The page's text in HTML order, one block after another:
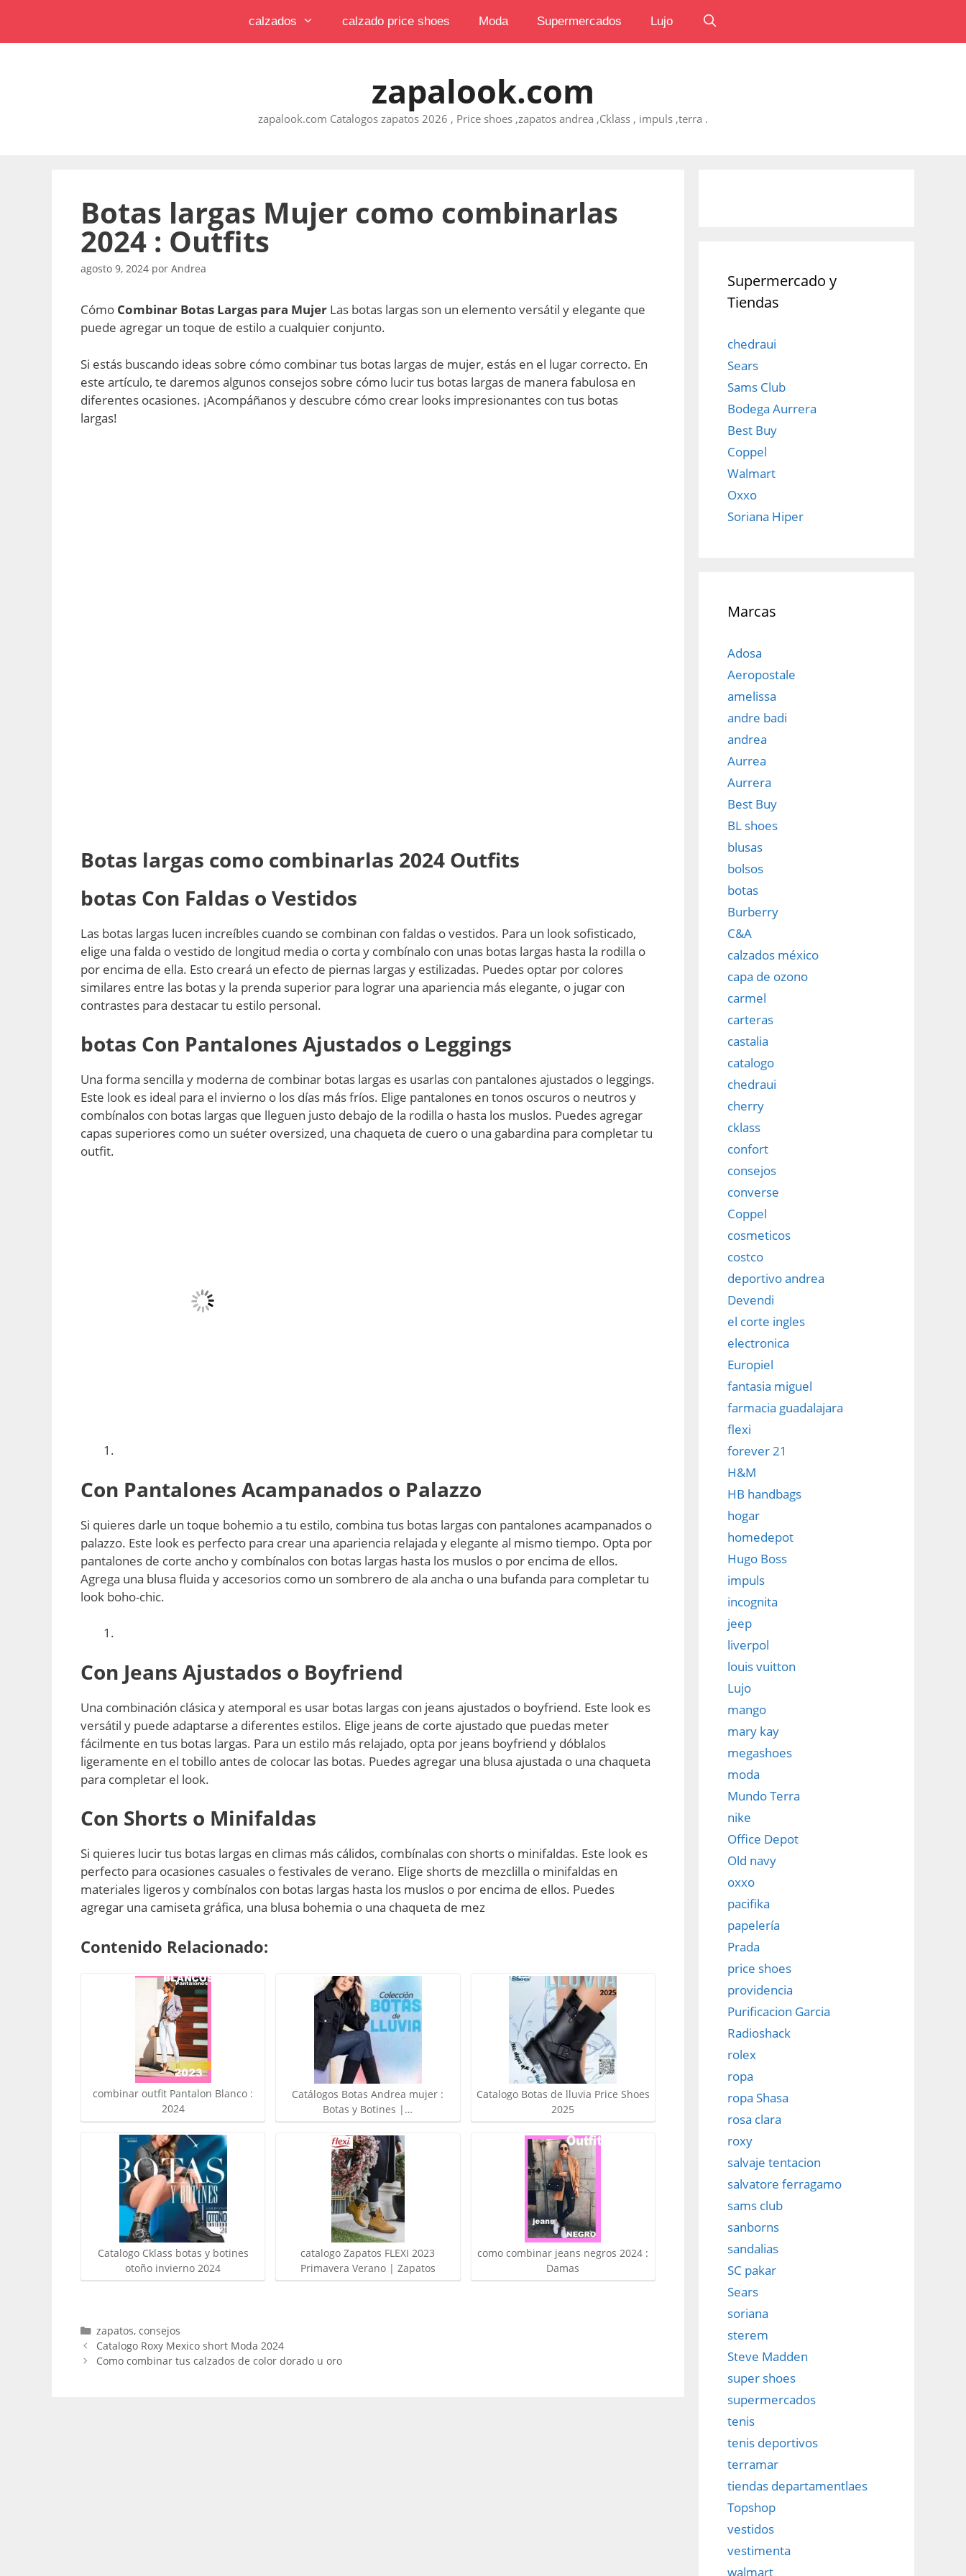
contenido
calzados calzado price shoes Moda Supermercados Lujo
zapalook.com
zapalook.com Catalogos zapatos 2026 , Price shoes ,zapatos andrea ,Cklass , impuls ,terra .
Botas largas Mujer como combinarlas
2024 : Outfits
agosto 9, 2024 por Andrea
Cómo Combinar Botas Largas para Mujer Las botas largas son un elemento versátil y elegante que
puede agregar un toque de estilo a cualquier conjunto.
Si estás buscando ideas sobre cómo combinar tus botas largas de mujer, estás en el lugar correcto. En
este artículo, te daremos algunos consejos sobre cómo lucir tus botas largas de manera fabulosa en
diferentes ocasiones. ¡Acompáñanos y descubre cómo crear looks impresionantes con tus botas
largas!
Botas largas como combinarlas 2024 Outfits
botas Con Faldas o Vestidos
Las botas largas lucen increíbles cuando se combinan con faldas o vestidos. Para un look sofisticado,
elige una falda o vestido de longitud media o corta y combínalo con unas botas largas hasta la rodilla o
por encima de ella. Esto creará un efecto de piernas largas y estilizadas. Puedes optar por colores
similares entre las botas y la prenda superior para lograr una apariencia más elegante, o jugar con
contrastes para destacar tu estilo personal.
botas Con Pantalones Ajustados o Leggings
Una forma sencilla y moderna de combinar botas largas es usarlas con pantalones ajustados o leggings.
Este look es ideal para el invierno o los días más fríos. Elige pantalones en tonos oscuros o neutros y
combínalos con botas largas que lleguen justo debajo de la rodilla o hasta los muslos. Puedes agregar
capas superiores como un suéter oversized, una chaqueta de cuero o una gabardina para completar tu
outfit.
Con Pantalones Acampanados o Palazzo
Si quieres darle un toque bohemio a tu estilo, combina tus botas largas con pantalones acampanados o
palazzo. Este look es perfecto para crear una apariencia relajada y elegante al mismo tiempo. Opta por
pantalones de corte ancho y combínalos con botas largas hasta los muslos o por encima de ellos.
Agrega una blusa fluida y accesorios como un sombrero de ala ancha o una bufanda para completar tu
look boho-chic.
Con Jeans Ajustados o Boyfriend
Una combinación clásica y atemporal es usar botas largas con jeans ajustados o boyfriend. Este look es
versátil y puede adaptarse a diferentes estilos. Elige jeans de corte ajustado que puedas meter
fácilmente en tus botas largas. Para un estilo más relajado, opta por jeans boyfriend y dóblalos
ligeramente en el tobillo antes de colocar las botas. Puedes agregar una blusa ajustada o una chaqueta
para completar el look.
Con Shorts o Minifaldas
Si quieres lucir tus botas largas en climas más cálidos, combínalas con shorts o minifaldas. Este look es
perfecto para ocasiones casuales o festivales de verano. Elige shorts de mezclilla o minifaldas en
materiales ligeros y combínalos con botas largas hasta los muslos o por encima de ellos. Puedes
agregar una camiseta gráfica, una blusa bohemia o una chaqueta de mez
Contenido Relacionado:
combinar outfit Pantalon Blanco :
2024
Catalogo Cklass botas y botines
otoño invierno 2024
Catálogos Botas Andrea mujer :
Botas y Botines |…
catalogo Zapatos FLEXI 2023
Primavera Verano | Zapatos
Catalogo Botas de lluvia Price Shoes
2025
como combinar jeans negros 2024 :
Damas
Categorías
zapatos, consejos
Catalogo Roxy Mexico short Moda 2024
Como combinar tus calzados de color dorado u oro
Supermercado y
Tiendas
chedraui
Sears
Sams Club
Bodega Aurrera
Best Buy
Coppel
Walmart
Oxxo
Soriana Hiper
Marcas
Adosa
Aeropostale
amelissa
andre badi
andrea
Aurrea
Aurrera
Best Buy
BL shoes
blusas
bolsos
botas
Burberry
C&A
calzados méxico
capa de ozono
carmel
carteras
castalia
catalogo
chedraui
cherry
cklass
confort
consejos
converse
Coppel
cosmeticos
costco
deportivo andrea
Devendi
el corte ingles
electronica
Europiel
fantasia miguel
farmacia guadalajara
flexi
forever 21
H&M
HB handbags
hogar
homedepot
Hugo Boss
impuls
incognita
jeep
liverpol
louis vuitton
Lujo
mango
mary kay
megashoes
moda
Mundo Terra
nike
Office Depot
Old navy
oxxo
pacifika
papelería
Prada
price shoes
providencia
Purificacion Garcia
Radioshack
rolex
ropa
ropa Shasa
rosa clara
roxy
salvaje tentacion
salvatore ferragamo
sams club
sanborns
sandalias
SC pakar
Sears
soriana
sterem
Steve Madden
super shoes
supermercados
tenis
tenis deportivos
terramar
tiendas departamentlaes
Topshop
vestidos
vestimenta
walmart